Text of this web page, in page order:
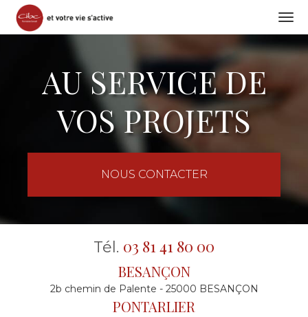
AU SERVICE DE
VOS PROJETS
NOUS CONTACTER
Tél. 03 81 41 80 00
BESANÇON
2b chemin de Palente - 25000 BESANÇON
PONTARLIER